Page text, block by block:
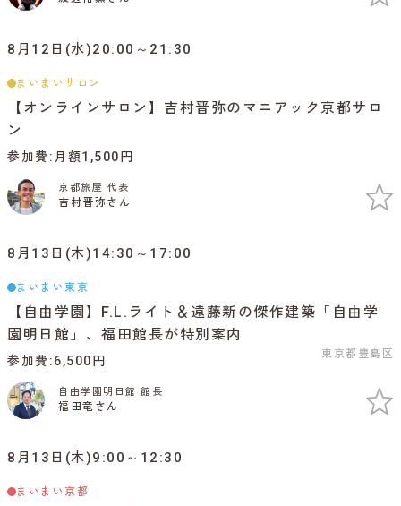
8月12日(水)20:00～21:30
まいまいサロン
【オンラインサロン】吉村晋弥のマニアック京都サロ
ン
参加費 月額1,500円
京都旅屋 代表
吉村晋弥さん
8月13日(木)14:30～17:00
まいまい東京
【自由学園】F.L.ライト＆遠藤新の傑作建築「自由学
園明日館」、福田館長が特別案内
東京都豊島区
参加費 6,500円
自由学園明日館 館長
福田竜さん
8月13日(木)9:00～12:30
まいまい京都